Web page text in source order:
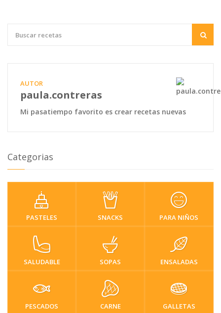
AUTOR
paula.contreras
Mi pasatiempo favorito es crear recetas nuevas
Categorias
PASTELES SNACKS PARA NIÑOS
SALUDABLE SOPAS ENSALADAS
PESCADOS CARNE GALLETAS